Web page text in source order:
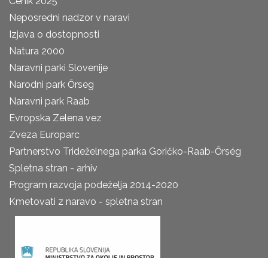
Neposredni nadzor v naravi
Izjava o dostopnosti
Natura 2000
Naravni parki Slovenije
Narodni park Őrseg
Naravni park Raab
Evropska Zelena vez
Zveza Europarc
Partnerstvo Trideželnega parka Goričko-Raab-Őrség
Spletna stran - arhiv
Program razvoja podeželja 2014-2020
Kmetovati z naravo - spletna stran